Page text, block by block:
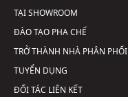
TẠI SHOWROOM
ĐÀO TẠO PHA CHẾ
TRỞ THÀNH NHÀ PHÂN PHỐI
TUYỂN DỤNG
ĐỐI TÁC LIÊN KẾT